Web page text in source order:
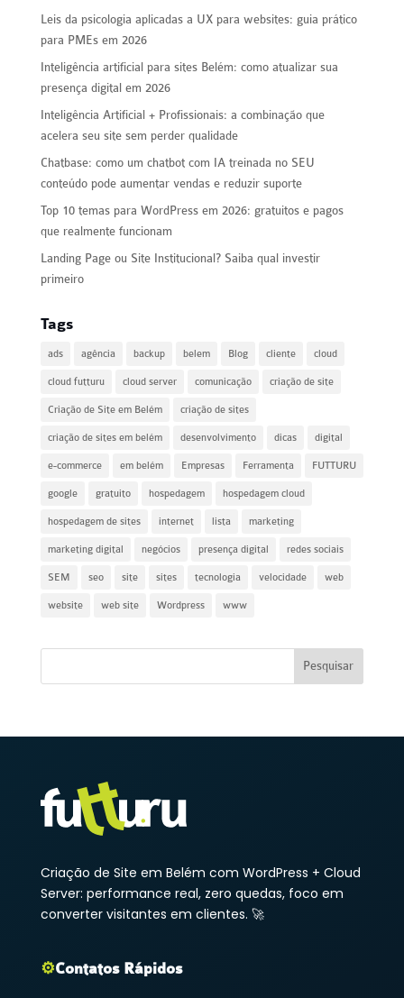
Leis da psicologia aplicadas a UX para websites: guia prático
para PMEs em 2026
Inteligência artificial para sites Belém: como atualizar sua
presença digital em 2026
Inteligência Artificial + Profissionais: a combinação que
acelera seu site sem perder qualidade
Chatbase: como um chatbot com IA treinada no SEU
conteúdo pode aumentar vendas e reduzir suporte
Top 10 temas para WordPress em 2026: gratuitos e pagos
que realmente funcionam
Landing Page ou Site Institucional? Saiba qual investir
primeiro
Tags
ads agência backup belem Blog cliente cloud
cloud futturu cloud server comunicação criação de site
Criação de Site em Belém criação de sites
criação de sites em belém desenvolvimento dicas digital
e-commerce em belém Empresas Ferramenta FUTTURU
google gratuito hospedagem hospedagem cloud
hospedagem de sites internet lista marketing
marketing digital negócios presença digital redes sociais
SEM seo site sites tecnologia velocidade web
website web site Wordpress www
Criação de Site em Belém com WordPress + Cloud
Server: performance real, zero quedas, foco em
converter visitantes em clientes. 🚀
⚙️Contatos Rápidos